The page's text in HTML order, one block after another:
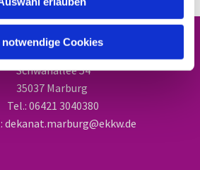
notwendige Cookies
Dekanat Marburg
Schwanallee 54
35037 Marburg
Tel.: 06421 3040380
dekanat.marburg@ekkw.de